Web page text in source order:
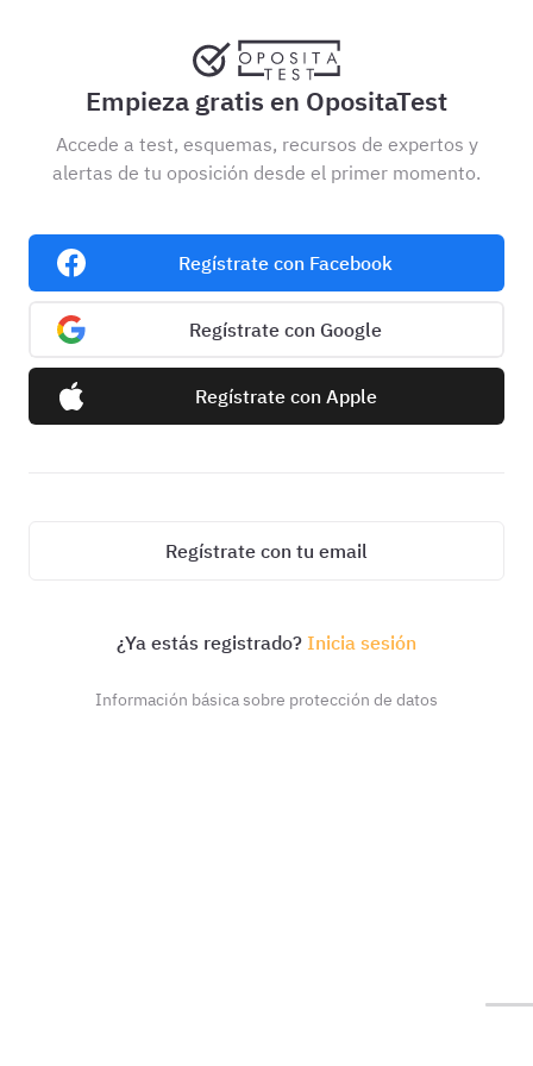
Empieza gratis en OpositaTest
Accede a test, esquemas, recursos de expertos y
alertas de tu oposición desde el primer momento.
Regístrate con Facebook
Regístrate con Google
Regístrate con Apple
Regístrate con tu email
¿Ya estás registrado? Inicia sesión
Información básica sobre protección de datos